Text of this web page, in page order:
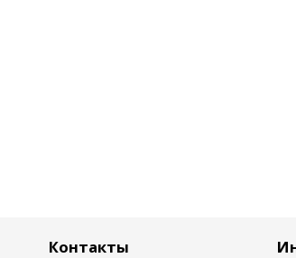
Контакты